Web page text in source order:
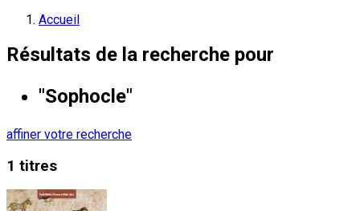
Accueil
Résultats de la recherche pour
"Sophocle"
affiner votre recherche
1 titres